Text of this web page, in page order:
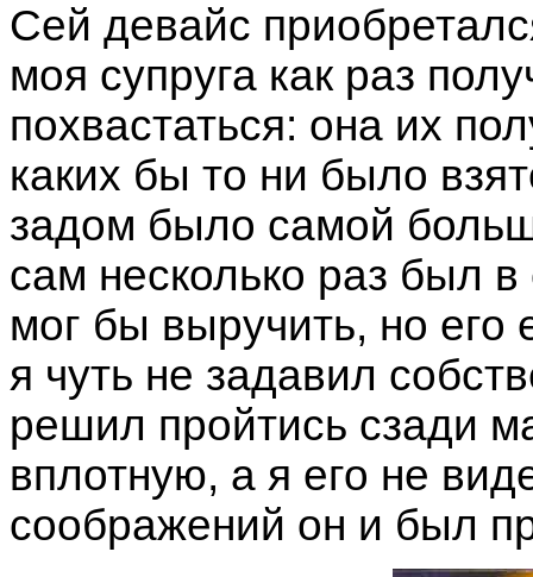
Сей девайс
моя супруга как раз
похвастаться: она их
каких бы то ни было
задом было самой
сам несколько раз был
мог бы выручить, но
я чуть не задавил
решил пройтись сзади
вплотную, а я его не
соображений он и был